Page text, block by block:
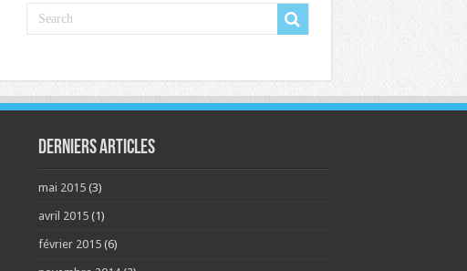
Derniers articles
mai 2015 (3)
avril 2015 (1)
février 2015 (6)